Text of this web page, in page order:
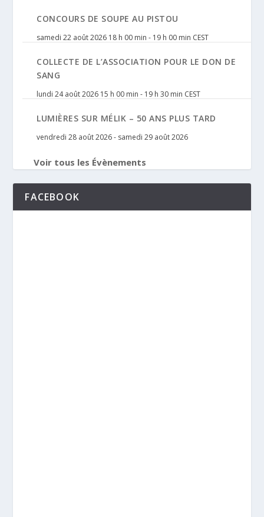
CONCOURS DE SOUPE AU PISTOU
samedi 22 août 2026 18 h 00 min - 19 h 00 min CEST
COLLECTE DE L’ASSOCIATION POUR LE DON DE
SANG
lundi 24 août 2026 15 h 00 min - 19 h 30 min CEST
LUMIÈRES SUR MÉLIK – 50 ANS PLUS TARD
vendredi 28 août 2026- samedi 29 août 2026
Voir tous les Évènements
FACEBOOK